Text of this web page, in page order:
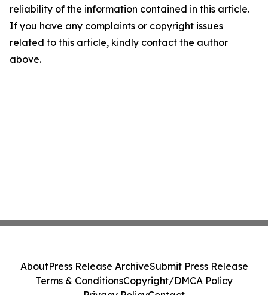
reliability of the information contained in this article.
If you have any complaints or copyright issues
related to this article, kindly contact the author
above.
AboutPress Release ArchiveSubmit Press Release
Terms & ConditionsCopyright/DMCA Policy